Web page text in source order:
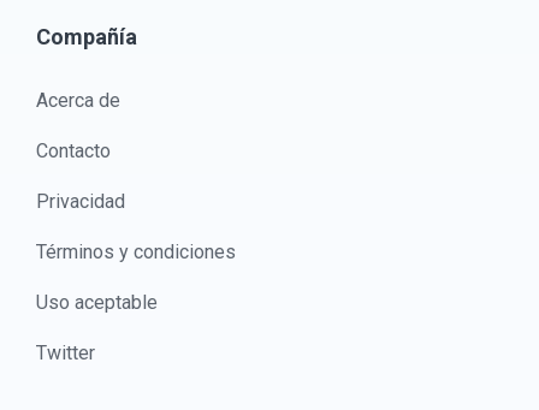
Compañía
Acerca de
Contacto
Privacidad
Términos y condiciones
Uso aceptable
Twitter